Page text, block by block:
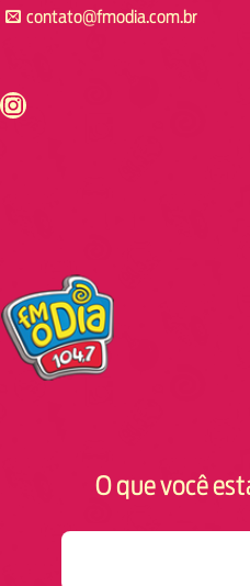
contato@fmodia.com.br
https://www.instagram.com/fmodia.cabofrio/
O que você